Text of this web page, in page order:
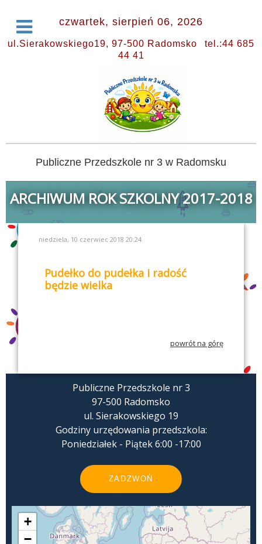
czwartek, sierpień 06, 2026
ul.Sierakowskiego19, 97-500 Radomsko
tel.:44 685
44 41
Publiczne Przedszkole nr 3 w Radomsku
ARCHIWUM ROK SZKOLNY 2017-2018
niedziela, 10 czerwiec 2018 20:24
Pudełko do pudełka i radość
będzie wielka
powrót na górę
Publiczne Przedszkole nr 3
97-500 Radomsko
ul. Sierakowskiego 19
Godziny urzędowania przedszkola:
Poniedziałek - Piątek 6:00 -17:00
ZADZWOŃ
+
−